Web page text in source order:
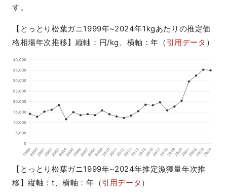
す。
【とっとり松葉ガニ1999年~2024年1kgあたりの推定価
格相場年次推移】縦軸：円/kg、横軸：年（ 引用データ ）
【とっとり松葉ガニ1999年~2024年推定漁獲量年次推
移】縦軸：t、横軸：年（引用データ ）